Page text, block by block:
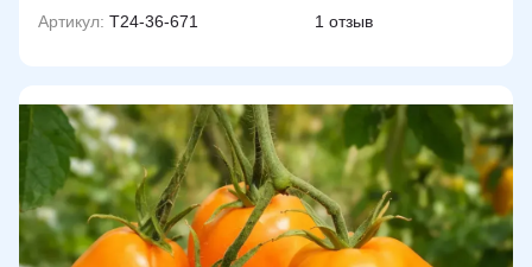
Артикул: T24-36-671 1 отзыв